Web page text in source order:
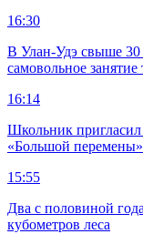
16:30
В Улан-Удэ свыше 30
самовольное занятие
16:14
Школьник
«Большой перемены»
15:55
Два с половиной
кубометров леса